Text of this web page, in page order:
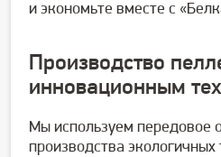
и экономьте вместе с
Производство
инновационным
Мы используем передовое
производства экологичных